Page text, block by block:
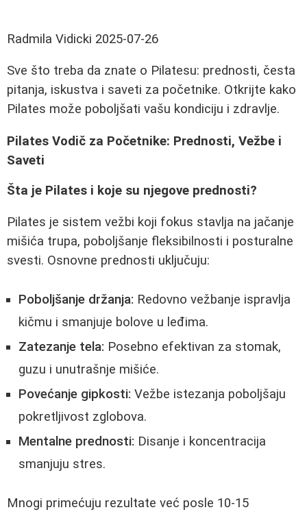
Radmila Vidicki 2025-07-26
Sve što treba da znate o Pilatesu: prednosti, česta
pitanja, iskustva i saveti za početnike. Otkrijte kako
Pilates može poboljšati vašu kondiciju i zdravlje.
Pilates Vodič za Početnike: Prednosti, Vežbe i
Saveti
Šta je Pilates i koje su njegove prednosti?
Pilates je sistem vežbi koji fokus stavlja na jačanje
mišića trupa, poboljšanje fleksibilnosti i posturalne
svesti. Osnovne prednosti uključuju:
Poboljšanje držanja: Redovno vežbanje ispravlja
kičmu i smanjuje bolove u leđima.
Zatezanje tela: Posebno efektivan za stomak,
guzu i unutrašnje mišiće.
Povećanje gipkosti: Vežbe istezanja poboljšaju
pokretljivost zglobova.
Mentalne prednosti: Disanje i koncentracija
smanjuju stres.
Mnogi primećuju rezultate već posle 10-15